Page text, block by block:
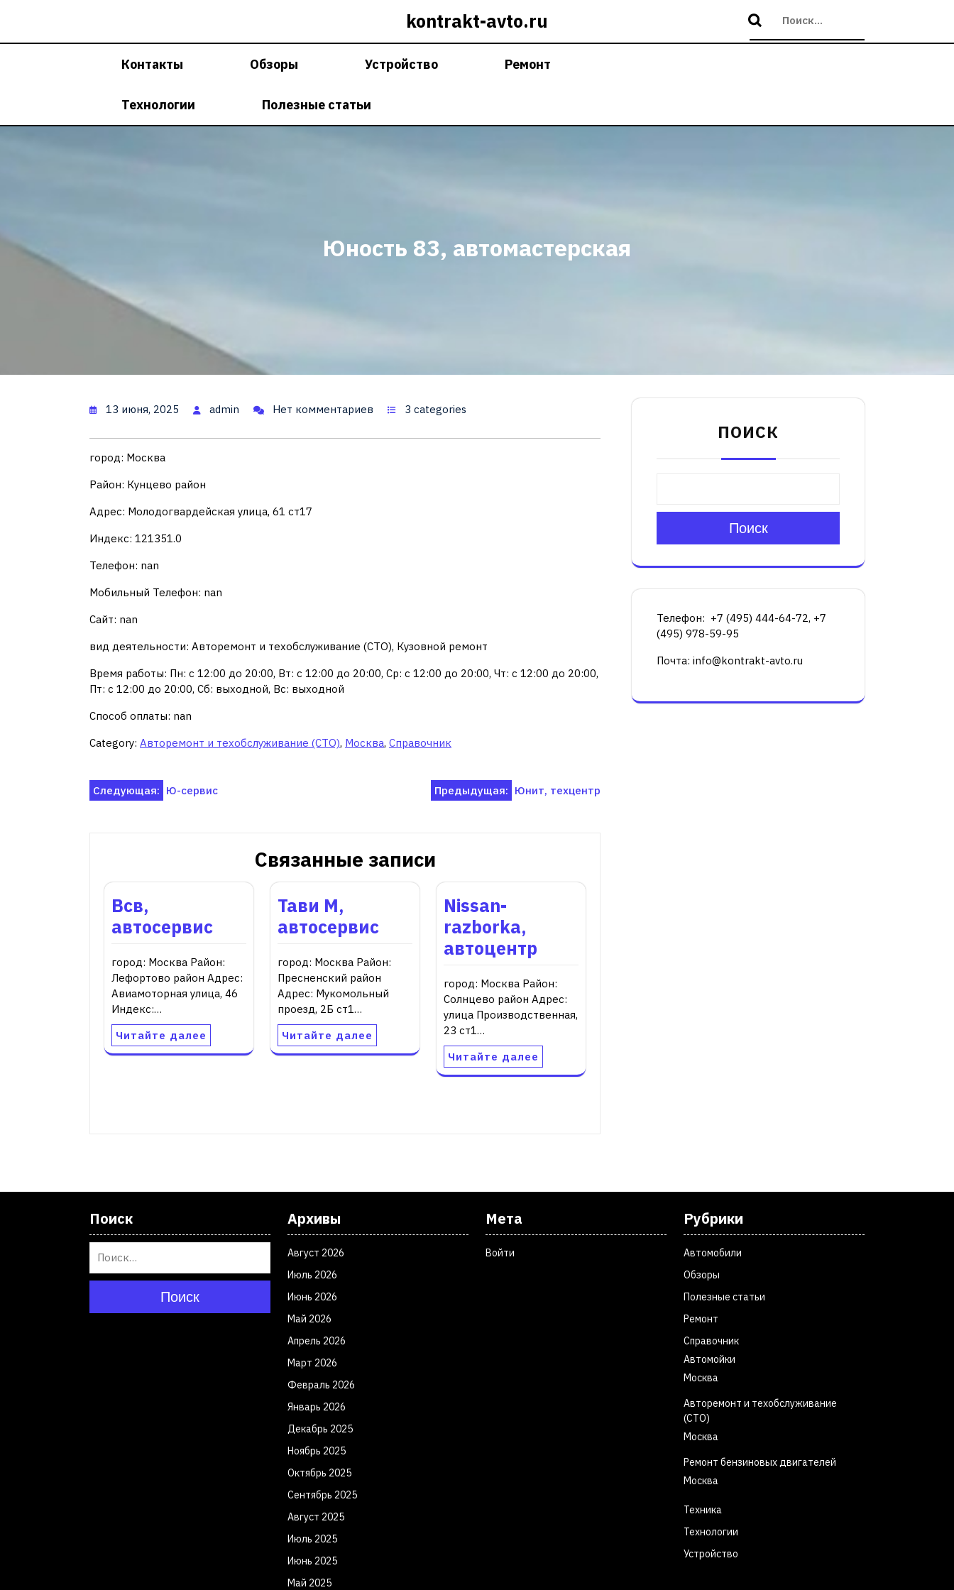
kontrakt-avto.ru
Контакты Обзоры Устройство Ремонт
Технологии Полезные статьи
Юность 83, автомастерская
13 июня, 2025 admin Нет комментариев 3 categories
город: Москва
Район: Кунцево район
Адрес: Молодогвардейская улица, 61 ст17
Индекс: 121351.0
Телефон: nan
Мобильный Телефон: nan
Сайт: nan
вид деятельности: Авторемонт и техобслуживание (СТО), Кузовной ремонт
Время работы: Пн: с 12:00 до 20:00, Вт: с 12:00 до 20:00, Ср: с 12:00 до 20:00, Чт: с 12:00 до 20:00,
Пт: с 12:00 до 20:00, Сб: выходной, Вс: выходной
Способ оплаты: nan
Category: Авторемонт и техобслуживание (СТО), Москва, Справочник
Навигация
Предыдущая: Юнит, техцентр
Следующая: Ю-сервис
Связанные записи
Всв,
автосервис
город: Москва Район:
Лефортово район Адрес:
Авиамоторная улица, 46
Индекс:…
Читайте далее
Тави М,
автосервис
город: Москва Район:
Пресненский район
Адрес: Мукомольный
проезд, 2Б ст1…
Читайте далее
Nissan-
razborka,
автоцентр
город: Москва Район:
Солнцево район Адрес:
улица Производственная,
23 ст1…
Читайте далее
ПОИСК
Поиск
Телефон: +7 (495) 444-64-72, +7
(495) 978-59-95
Почта: info@kontrakt-avto.ru
Поиск
Поиск
Архивы
Август 2026
Июль 2026
Июнь 2026
Май 2026
Апрель 2026
Март 2026
Февраль 2026
Январь 2026
Декабрь 2025
Ноябрь 2025
Октябрь 2025
Сентябрь 2025
Август 2025
Июль 2025
Июнь 2025
Май 2025
Мета
Войти
Рубрики
Автомобили
Обзоры
Полезные статьи
Ремонт
Справочник
Автомойки
Москва
Авторемонт и техобслуживание
(СТО)
Москва
Ремонт бензиновых двигателей
Москва
Техника
Технологии
Устройство